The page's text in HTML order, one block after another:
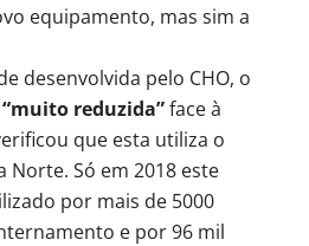
equipamento, mas sim a
desenvolvida pelo CHO, o
“muito reduzida”face à
que esta utiliza o
Norte. Só em 2018 este
por mais de 5000
e por 96 mil